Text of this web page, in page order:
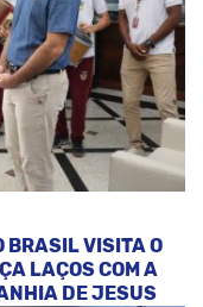
BRASIL VISITA O
LAÇOS COM A
DE JESUS